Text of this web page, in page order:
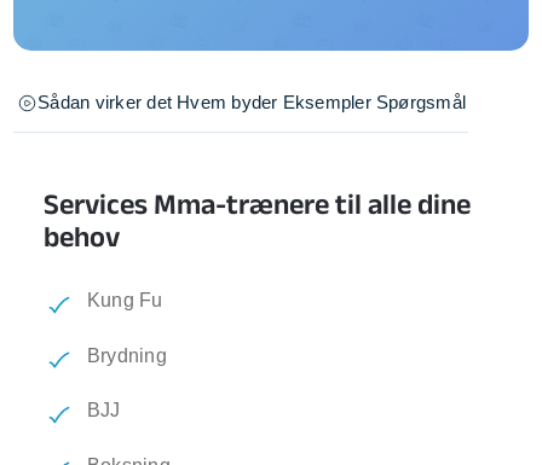
Sådan virker det Hvem byder Eksempler Spørgsmål
Services Mma-trænere til alle dine
behov
Kung Fu
Brydning
BJJ